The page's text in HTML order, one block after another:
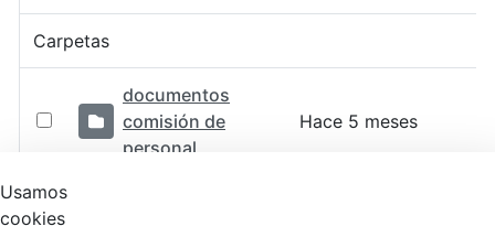
Selección del elemento
Carpetas
documentos
comisión de
personal
Hace 5 meses
Usamos
cookies